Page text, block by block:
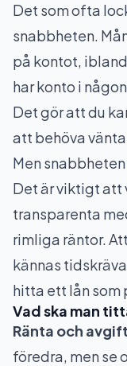
Det som ofta
snabbheten.
på kontot,
har konto i
Det gör att du
att behöva
Men
Det är viktigt att
transparenta
rimliga räntor.
kännas
hitta ett lån som
Vad ska man
Ränta och
föredra, men se